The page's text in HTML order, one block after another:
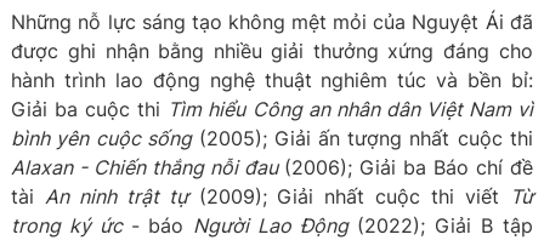
Những nỗ lực sáng tạo không mệt mỏi của Nguyệt Ái đã
được ghi nhận bằng nhiều giải thưởng xứng đáng cho
hành trình lao động nghệ thuật nghiêm túc và bền bỉ:
Giải ba cuộc thi Tìm hiểu Công an nhân dân Việt Nam vì
bình yên cuộc sống(2005); Giải ấn tượng nhất cuộc thi
Alaxan - Chiến thắng nỗi đau(2006); Giải ba Báo chí đề
tàiAn ninh trật tự(2009); Giải nhất cuộc thi viết
Từ
trong ký ức - báo Người Lao Động(2022); Giải B tập